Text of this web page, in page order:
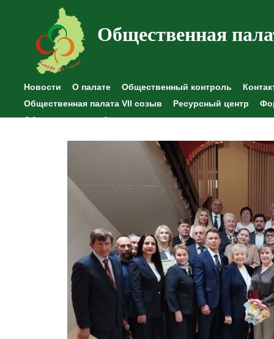
Общественная
Новости О палате Общественный контроль
Общественная палата VII созыв
Ресурсный центр
Общественные наблюдения